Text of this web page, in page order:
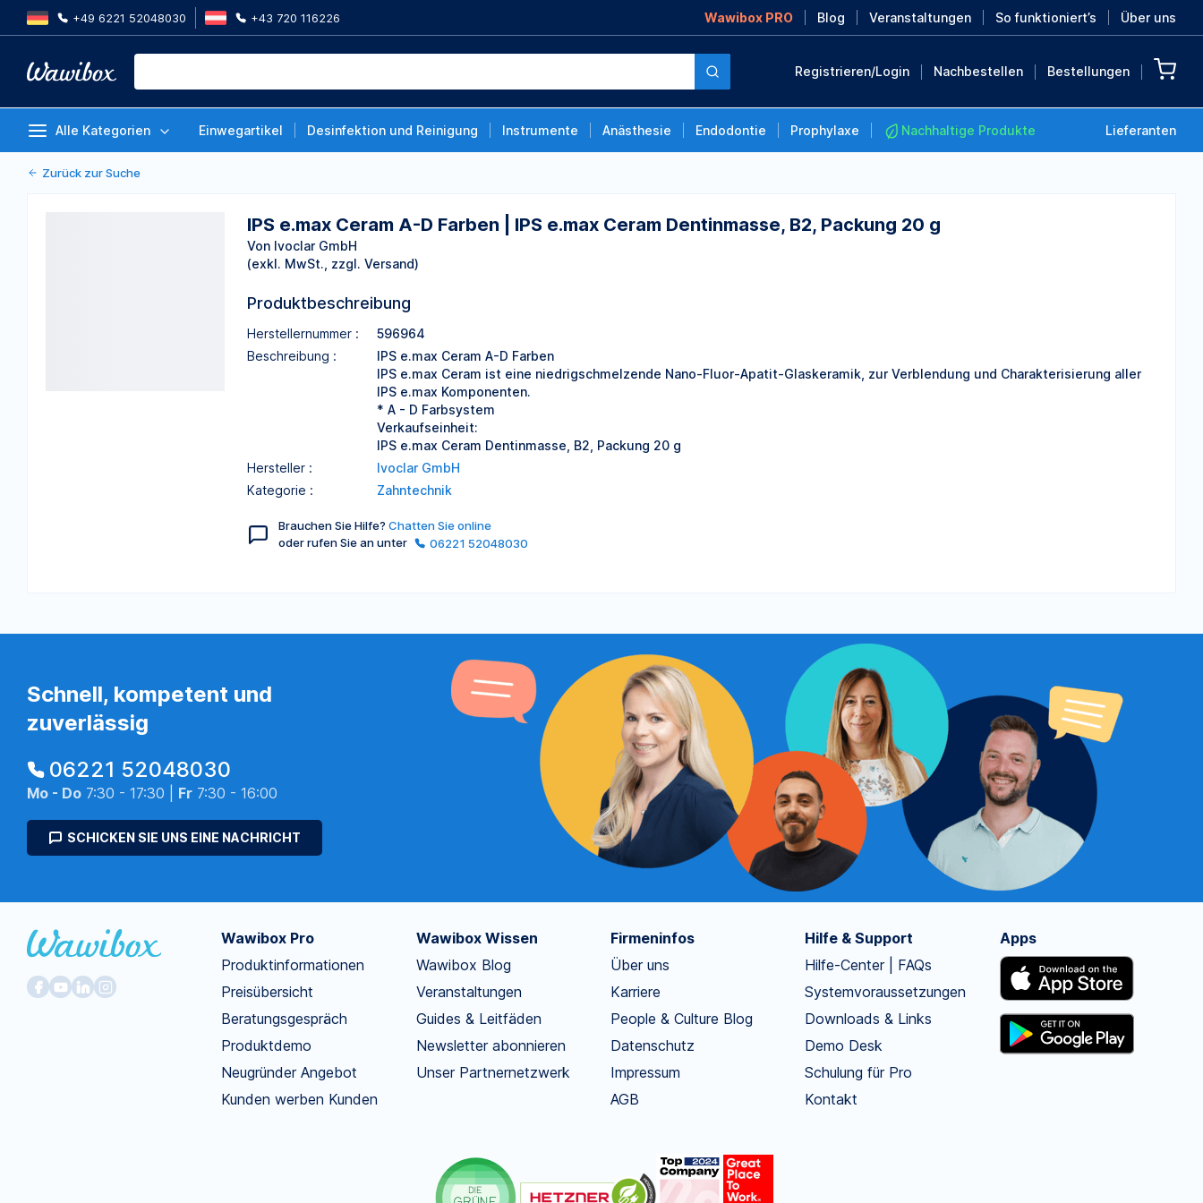
+49 6221 52048030 +43 720 116226 Wawibox PRO Blog Veranstaltungen So funktioniert’s Über uns
Registrieren/Login Nachbestellen Bestellungen
Alle Kategorien Einwegartikel Desinfektion und Reinigung Instrumente Anästhesie Endodontie Prophylaxe Nachhaltige Produkte Lieferanten
IPS e.max Ceram A-D Farben | IPS e.max Ceram
Zurück zur Suche
IPS e.max Ceram A-D Farben | IPS e.max Ceram Dentinmasse, B2, Packung 20 g
Von Ivoclar GmbH
(exkl. MwSt., zzgl. Versand)
Produktbeschreibung
Herstellernummer :
596964
Beschreibung :
IPS e.max Ceram A-D Farben
IPS e.max Ceram ist eine niedrigschmelzende Nano-Fluor-Apatit-Glaskeramik, zur Verblendung und Charakterisierung aller
IPS e.max Komponenten.
* A - D Farbsystem
Verkaufseinheit:
IPS e.max Ceram Dentinmasse, B2, Packung 20 g
Hersteller :
Ivoclar GmbH
Kategorie :
Zahntechnik
Brauchen Sie Hilfe? Chatten Sie online
oder rufen Sie an unter
06221 52048030
Schnell, kompetent und
zuverlässig
06221 52048030
Mo - Do 7:30 - 17:30 | Fr 7:30 - 16:00
SCHICKEN SIE UNS EINE NACHRICHT
Wawibox Pro
Produktinformationen
Preisübersicht
Beratungsgespräch
Produktdemo
Neugründer Angebot
Kunden werben Kunden
Wawibox Wissen
Wawibox Blog
Veranstaltungen
Guides & Leitfäden
Newsletter abonnieren
Unser Partnernetzwerk
Firmeninfos
Über uns
Karriere
People & Culture Blog
Datenschutz
Impressum
AGB
Hilfe & Support
Hilfe-Center | FAQs
Systemvoraussetzungen
Downloads & Links
Demo Desk
Schulung für Pro
Kontakt
Apps